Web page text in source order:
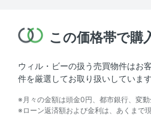
この価格帯で購
ウィル・ビーの扱う売買物件はお
件を厳選してお取り扱いしています
※月々の金額は頭金0円、都市銀行、変
※ローン返済額および金利は、あくまで